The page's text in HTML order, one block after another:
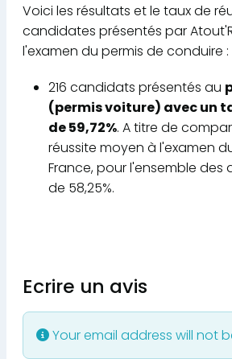
Voici les résultats et le taux de
candidates présentés par
l'examen du permis de conduire :
216 candidats présentés au
(permis voiture) avec un
de 59,72%. A titre de
réussite moyen à l'examen
France, pour l'ensemble des
de 58,25%.
Ecrire un avis
Your email address will not